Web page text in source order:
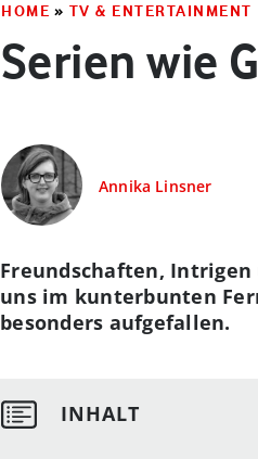
HOME » TV & ENTERTAINMENT
Serien wie
Annika Linsner
Freundschaften, Intrigen
uns im kunterbunten
besonders aufgefallen.